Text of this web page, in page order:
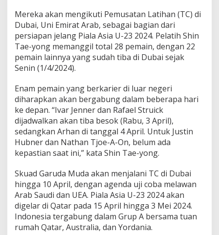
Mereka akan mengikuti Pemusatan Latihan (TC) di
Dubai, Uni Emirat Arab, sebagai bagian dari
persiapan jelang Piala Asia U-23 2024. Pelatih Shin
Tae-yong memanggil total 28 pemain, dengan 22
pemain lainnya yang sudah tiba di Dubai sejak
Senin (1/4/2024).
Enam pemain yang berkarier di luar negeri
diharapkan akan bergabung dalam beberapa hari
ke depan. “Ivar Jenner dan Rafael Struick
dijadwalkan akan tiba besok (Rabu, 3 April),
sedangkan Arhan di tanggal 4 April. Untuk Justin
Hubner dan Nathan Tjoe-A-On, belum ada
kepastian saat ini,” kata Shin Tae-yong.
Skuad Garuda Muda akan menjalani TC di Dubai
hingga 10 April, dengan agenda uji coba melawan
Arab Saudi dan UEA. Piala Asia U-23 2024 akan
digelar di Qatar pada 15 April hingga 3 Mei 2024.
Indonesia tergabung dalam Grup A bersama tuan
rumah Qatar, Australia, dan Yordania.